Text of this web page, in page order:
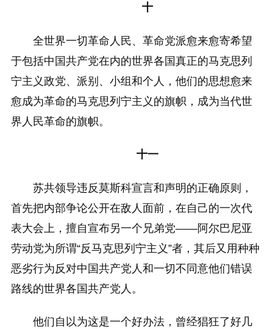
十
全世界一切革命人民、革命党派愈来愈寄希望
于包括中国共产党在内的世界各国真正的马克思列
宁主义政党、派别、小组和个人，他们的思想愈来
愈成为革命的马克思列宁主义的旗帜，成为当代世
界人民革命的旗帜。
十一
苏共领导违反莫斯科宣言和声明的正确原则，
首先把内部争论公开在敌人面前，在自己的一次代
表大会上，擅自宣布另一个兄弟党——阿尔巴尼亚
劳动党为所谓“反马克思列宁主义”者，其后又用种种
恶劣行为反对中国共产党人和一切不同意他们错误
路线的世界各国共产党人。
他们自以为这是一个好办法，曾经猖狂了好几